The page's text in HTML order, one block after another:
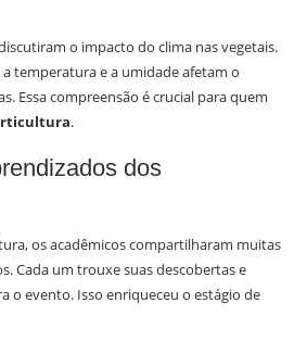
o impacto do clima nas vegetais.
temperatura e a umidade afetam o
Essa compreensão é crucial para quem
.
dos
os acadêmicos compartilharam muitas
Cada um trouxe suas descobertas e
o evento. Isso enriqueceu o estágio de